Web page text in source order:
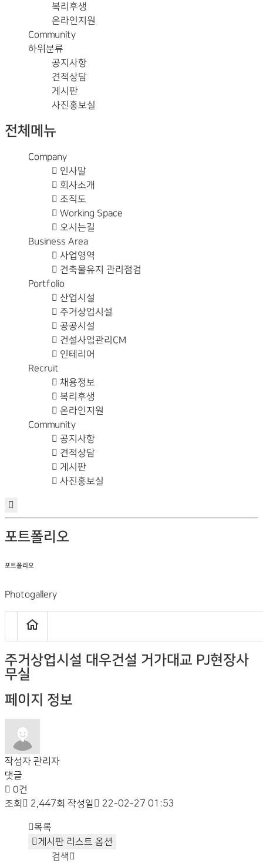
복리후생
온라인지원
Community
하위분류
공지사항
견적상담
게시판
사진홍보실
전체메뉴
Company
인사말
회사소개
조직도
Working Space
오시는길
Business Area
사업영역
건축물유지 관리점검
Portfolio
산업시설
주거상업시설
공공시설
건설사업관리CM
인테리어
Recruit
채용정보
복리후생
온라인지원
Community
공지사항
견적상담
게시판
사진홍보실
포트폴리오
포트폴리오
Photogallery
주거상업시설 대우건설 거가대교 PJ현장사
무실
페이지 정보
작성자 관리자
댓글
0건
조회
2,447회 작성일 22-02-27 01:53
목록
게시판 리스트 옵션
검색